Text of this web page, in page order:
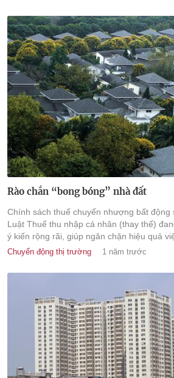
Rào chắn “bong bóng” nhà đất
Chính sách thuế chuyển nhượng bất động
Luật Thuế thu nhập cá nhân (thay thế)
ý kiến rộng rãi, giúp ngăn chặn hiệu quả
bóng", qua đó góp phần xây dựng một thị
Chuyển động thị trường 1 năm trước